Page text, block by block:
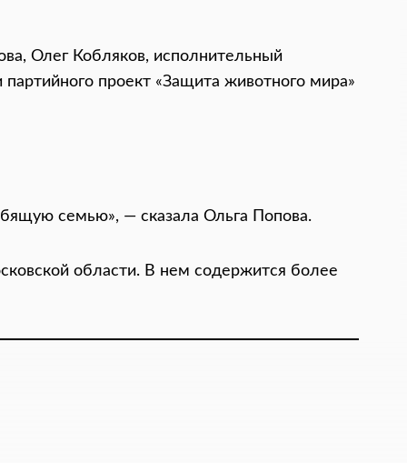
Олег Кобляков, исполнительный
проект «Защита животного мира»
семью», — сказала Ольга Попова.
области. В нем содержится более